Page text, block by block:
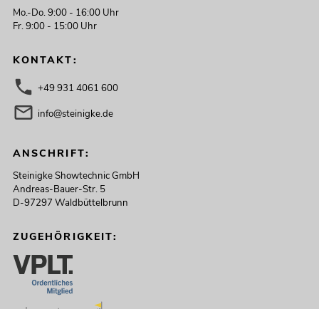
Mo.-Do. 9:00 - 16:00 Uhr
Fr. 9:00 - 15:00 Uhr
KONTAKT:
+49 931 4061 600
info@steinigke.de
ANSCHRIFT:
Steinigke Showtechnic GmbH
Andreas-Bauer-Str. 5
D-97297 Waldbüttelbrunn
ZUGEHÖRIGKEIT: